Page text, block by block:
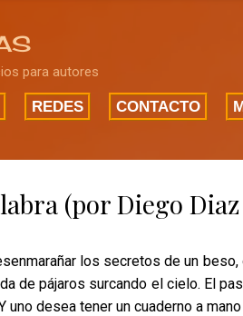
para autores
REDES CONTACTO
(por Diego
los secretos de un
de pájaros surcando el cielo. El
uno desea tener un cuaderno a